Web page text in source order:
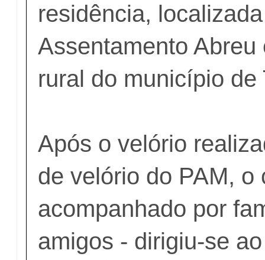
residência,
Assentamento
rural do município de
Após o velório
de velório do PAM, o
acompanhado por
amigos - dirigiu-se